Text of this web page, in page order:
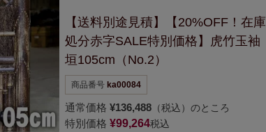
【送料別途見積】
【20%OFF！在庫
処分赤字SALE特別価格】 虎竹玉袖
垣105cm（No.2）
商品番号 ka00084
通常価格 ¥136,488 （税込）のところ
特別価格 ¥99,264税込